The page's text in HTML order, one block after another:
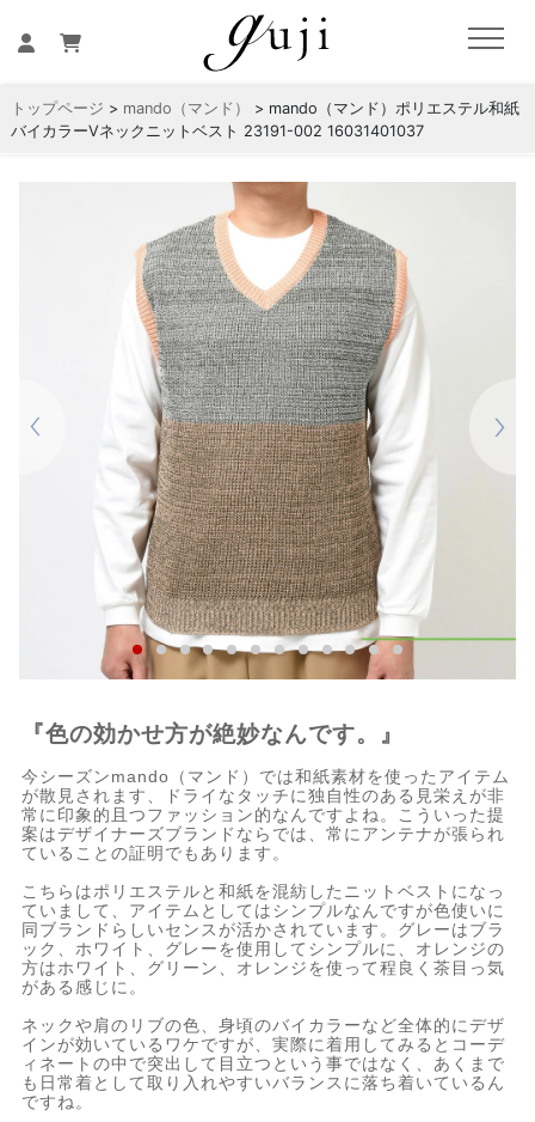
トップページ > mando（マンド）
> mando（マンド）ポリエステル和紙
バイカラーVネックニットベスト 23191-002 16031401037
『色の効かせ方が絶妙なんです。』
今シーズンmando（マンド）では和紙素材を使ったアイテム
が散見されます、ドライなタッチに独自性のある見栄えが非
常に印象的且つファッション的なんですよね。こういった提
案はデザイナーズブランドならでは、常にアンテナが張られ
ていることの証明でもあります。
こちらはポリエステルと和紙を混紡したニットベストになっ
ていまして、アイテムとしてはシンプルなんですが色使いに
同ブランドらしいセンスが活かされています。グレーはブラ
ック、ホワイト、グレーを使用してシンプルに、オレンジの
方はホワイト、グリーン、オレンジを使って程良く茶目っ気
がある感じに。
ネックや肩のリブの色、身頃のバイカラーなど全体的にデザ
インが効いているワケですが、実際に着用してみるとコーデ
ィネートの中で突出して目立つという事ではなく、あくまで
も日常着として取り入れやすいバランスに落ち着いているん
ですね。